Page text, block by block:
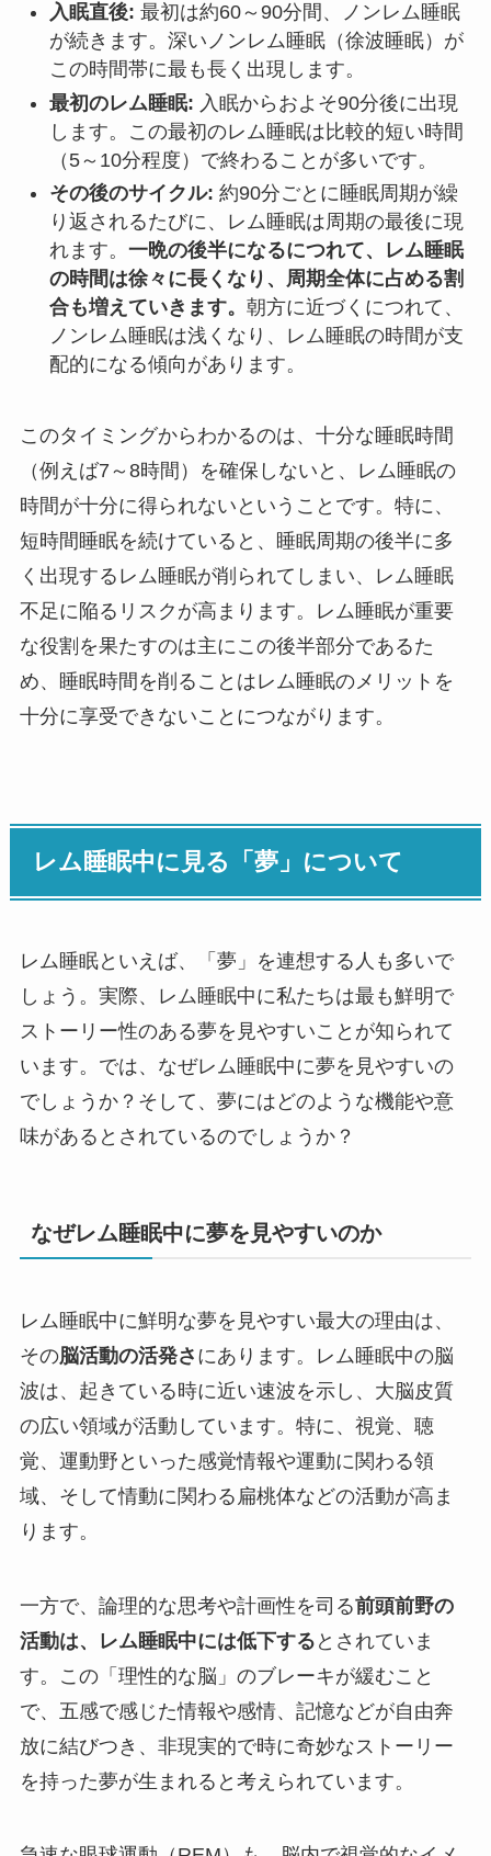
入眠直後: 最初は約60～90分間、ノンレム睡眠
が続きます。深いノンレム睡眠（徐波睡眠）が
この時間帯に最も長く出現します。
最初のレム睡眠: 入眠からおよそ90分後に出現
します。この最初のレム睡眠は比較的短い時間
（5～10分程度）で終わることが多いです。
その後のサイクル: 約90分ごとに睡眠周期が繰
り返されるたびに、レム睡眠は周期の最後に現
れます。 一晩の後半になるにつれて、レム睡眠
の時間は徐々に長くなり、周期全体に占める割
合も増えていきます。 朝方に近づくにつれて、
ノンレム睡眠は浅くなり、レム睡眠の時間が支
配的になる傾向があります。
このタイミングからわかるのは、十分な睡眠時間
（例えば7～8時間）を確保しないと、レム睡眠の
時間が十分に得られないということです。特に、
短時間睡眠を続けていると、睡眠周期の後半に多
く出現するレム睡眠が削られてしまい、レム睡眠
不足に陥るリスクが高まります。レム睡眠が重要
な役割を果たすのは主にこの後半部分であるた
め、睡眠時間を削ることはレム睡眠のメリットを
十分に享受できないことにつながります。
レム睡眠中に見る「夢」について
レム睡眠といえば、「夢」を連想する人も多いで
しょう。実際、レム睡眠中に私たちは最も鮮明で
ストーリー性のある夢を見やすいことが知られて
います。では、なぜレム睡眠中に夢を見やすいの
でしょうか？そして、夢にはどのような機能や意
味があるとされているのでしょうか？
なぜレム睡眠中に夢を見やすいのか
レム睡眠中に鮮明な夢を見やすい最大の理由は、
その脳活動の活発さ にあります。レム睡眠中の脳
波は、起きている時に近い速波を示し、大脳皮質
の広い領域が活動しています。特に、視覚、聴
覚、運動野といった感覚情報や運動に関わる領
域、そして情動に関わる扁桃体などの活動が高ま
ります。
一方で、論理的な思考や計画性を司る前頭前野の
活動は、レム睡眠中には低下する とされていま
す。この「理性的な脳」のブレーキが緩むこと
で、五感で感じた情報や感情、記憶などが自由奔
放に結びつき、非現実的で時に奇妙なストーリー
を持った夢が生まれると考えられています。